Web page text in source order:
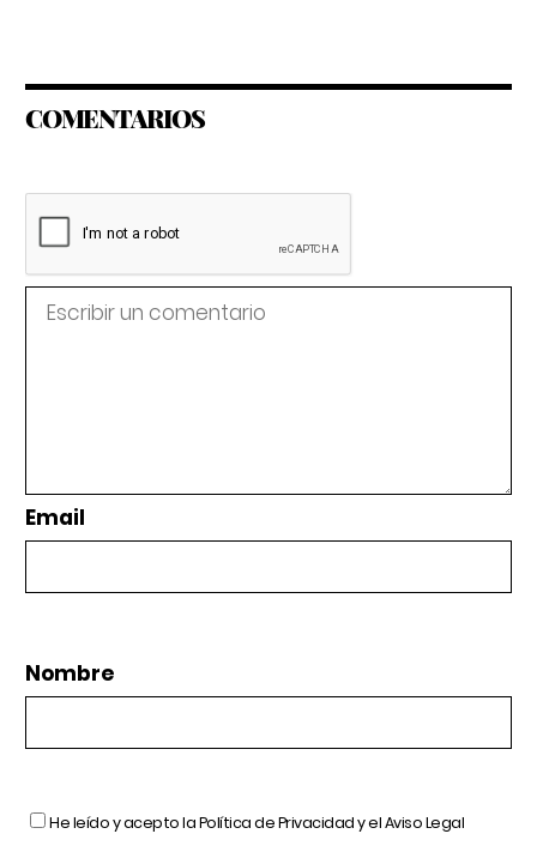
COMENTARIOS
Email
Nombre
He leído y acepto laPolítica de Privacidady elAviso Legal